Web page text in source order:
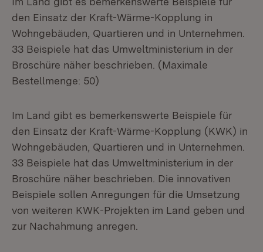
den Einsatz der Kraft-Wärme-Kopplung in
Wohngebäuden, Quartieren und in Unternehmen.
33 Beispiele hat das Umweltministerium in der
Broschüre näher beschrieben. (Maximale
Bestellmenge: 50)
Im Land gibt es bemerkenswerte Beispiele für
den Einsatz der Kraft-Wärme-Kopplung (KWK) in
Wohngebäuden, Quartieren und in Unternehmen.
33 Beispiele hat das Umweltministerium in der
Broschüre näher beschrieben. Die innovativen
Beispiele sollen Anregungen für die Umsetzung
von weiteren KWK-Projekten im Land geben und
zur Nachahmung anregen.